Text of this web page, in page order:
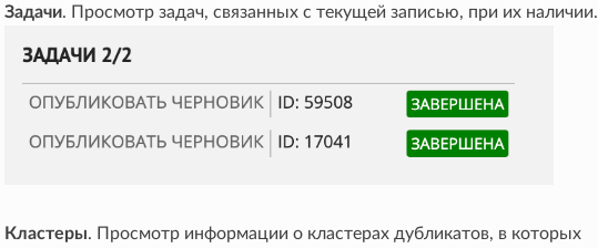
Задачи. Просмотр задач, связанных с текущей записью, при их наличии.
Кластеры. Просмотр информации о кластерах дубликатов, в которых